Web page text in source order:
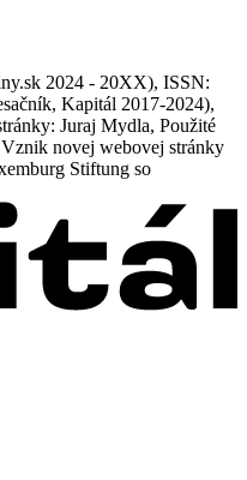
2024 - 20XX), ISSN:
Kapitál 2017-2024),
Juraj Mydla, Použité
novej webovej stránky
Stiftung so